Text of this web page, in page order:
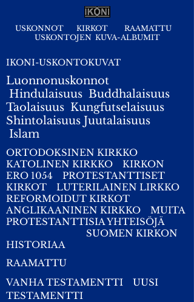
USKONNOT KIRKOT
RAAMATTU
USKONTOJEN KUVA-ALBUMIT
IKONI-USKONTOKUVAT
Luonnonuskonnot
Hindulaisuus Buddhalaisuus
Taolaisuus Kungfutselaisuus
Shintolaisuus Juutalaisuus
Islam
ORTODOKSINEN KIRKKO
KATOLINEN KIRKKO
KIRKON
ERO 1054
PROTESTANTTISET
KIRKOT
LUTERILAINEN LIRKKO
REFORMOIDUT KIRKOT
ANGLIKAANINEN KIRKKO
MUITA
PROTESTANTTISIA YHTEISÖJÄ
SUOMEN KIRKON
HISTORIAA
RAAMATTU
VANHA TESTAMENTTI
UUSI
TESTAMENTTI